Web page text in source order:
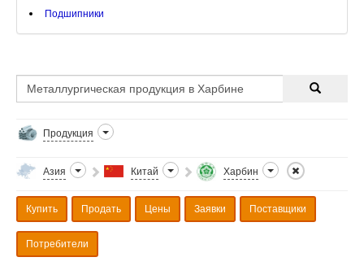
Подшипники
Продукция
Азия Китай Харбин
Купить Продать Цены Заявки Поставщики
Потребители